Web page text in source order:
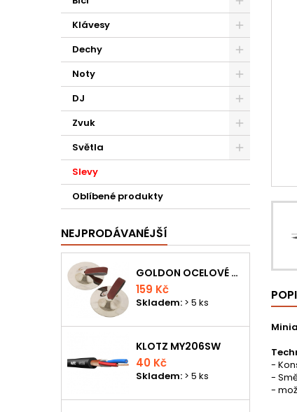
Klávesy
Dechy
Noty
DJ
Zvuk
Světla
Slevy
Oblíbené produkty
NEJPRODÁVANÉJŠÍ
GOLDON OCELOVÉ PRSTOVÉ ČINELKY
159 Kč
Skladem: > 5 ks
KLOTZ MY206SW
40 Kč
Skladem: > 5 ks
-
-
-